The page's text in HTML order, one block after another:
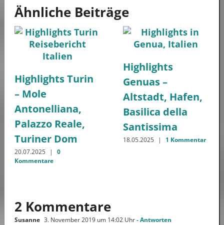
Ähnliche Beiträge
Highlights Turin
– Mole
Antonelliana,
Palazzo Reale,
Turiner Dom
20.07.2025 |
0
Kommentare
Highlights
Genuas –
Altstadt, Hafen,
Basilica della
Santissima
18.05.2025 | 1 Kommentar
2 Kommentare
Susanne 3. November 2019 um 14:02 Uhr- Antworten